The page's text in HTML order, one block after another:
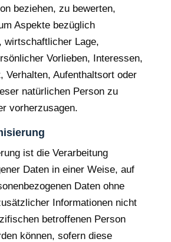
beziehen, zu bewerten,
Aspekte bezüglich
wirtschaftlicher Lage,
Vorlieben, Interessen,
Verhalten, Aufenthaltsort oder
natürlichen Person zu
vorherzusagen.
ist die Verarbeitung
Daten in einer Weise, auf
Daten ohne
Informationen nicht
betroffenen Person
können, sofern diese